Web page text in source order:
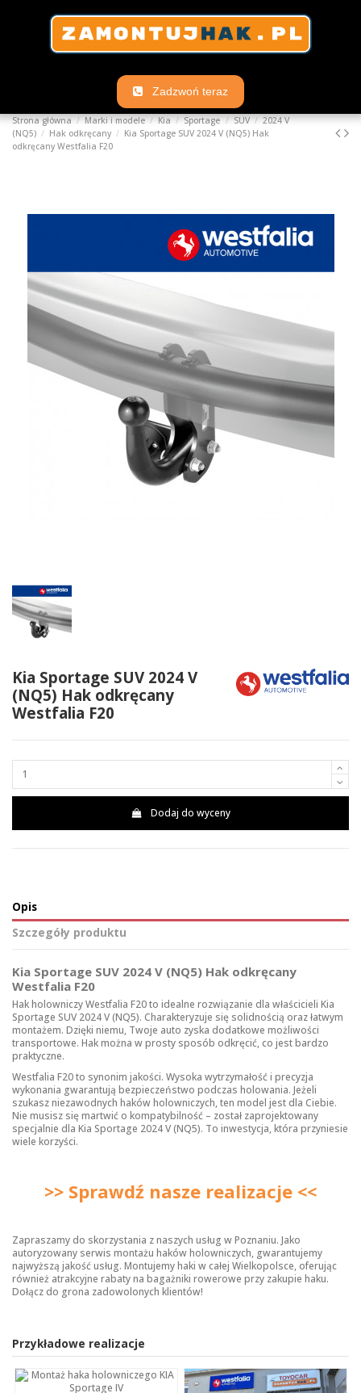
Zadzwoń teraz
Strona główna Marki i modele Kia Sportage SUV
2024 V
(NQ5)
Hak odkręcany
Kia Sportage SUV 2024 V (NQ5) Hak
odkręcany Westfalia F20
Kia Sportage SUV 2024 V
(NQ5) Hak odkręcany
Westfalia F20
Dodaj do wyceny
Opis
Szczegóły produktu
Kia Sportage SUV 2024 V (NQ5) Hak odkręcany
Westfalia F20
Hak holowniczy Westfalia F20 to idealne rozwiązanie dla właścicieli Kia
Sportage SUV 2024 V (NQ5). Charakteryzuje się solidnością oraz łatwym
montażem. Dzięki niemu, Twoje auto zyska dodatkowe możliwości
transportowe. Hak można w prosty sposób odkręcić, co jest bardzo
praktyczne.
Westfalia F20 to synonim jakości. Wysoka wytrzymałość i precyzja
wykonania gwarantują bezpieczeństwo podczas holowania. Jeżeli
szukasz niezawodnych haków holowniczych, ten model jest dla Ciebie.
Nie musisz się martwić o kompatybilność – został zaprojektowany
specjalnie dla Kia Sportage 2024 V (NQ5). To inwestycja, która przyniesie
wiele korzyści.
>> Sprawdź nasze realizacje <<
Zapraszamy do skorzystania z naszych usług w Poznaniu. Jako
autoryzowany serwis montażu haków holowniczych, gwarantujemy
najwyższą jakość usług. Montujemy haki w całej Wielkopolsce, oferując
również atrakcyjne rabaty na bagażniki rowerowe przy zakupie haku.
Dołącz do grona zadowolonych klientów!
Przykładowe realizacje